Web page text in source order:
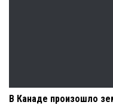
В Канаде произошло